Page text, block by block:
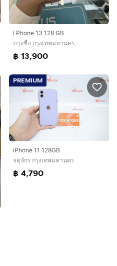
I Phone 13 128 GB
บางซื่อ กรุงเทพมหานคร
฿ 13,900
PREMIUM
iPhone 11 128GB
จตุจักร กรุงเทพมหานคร
฿ 4,790